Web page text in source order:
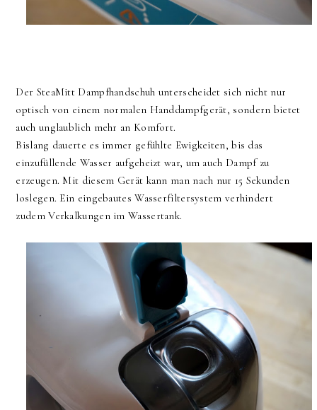
Der SteaMitt Dampfhandschuh unterscheidet sich nicht nur
optisch von einem normalen Handdampfgerät, sondern bietet
auch unglaublich mehr an Komfort.
Bislang dauerte es immer gefühlte Ewigkeiten, bis das
einzufüllende Wasser aufgeheizt war, um auch Dampf zu
erzeugen. Mit diesem Gerät kann man nach nur 15 Sekunden
loslegen. Ein eingebautes Wasserfiltersystem verhindert
zudem Verkalkungen im Wassertank.